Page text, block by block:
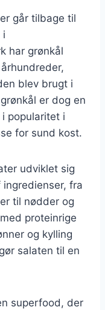
går tilbage til
i
har grønkål
blev brugt i
er dog en
popularitet i
for sund kost.
udviklet sig
fra
til nødder og
proteinrige
og kylling
salaten til en
superfood, der